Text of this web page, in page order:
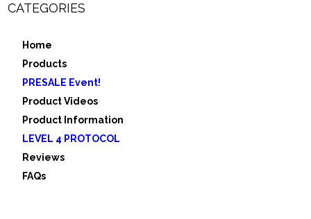
CATEGORIES
Home
Products
PRESALE Event!
Product Videos
Product Information
LEVEL 4 PROTOCOL
Reviews
FAQs